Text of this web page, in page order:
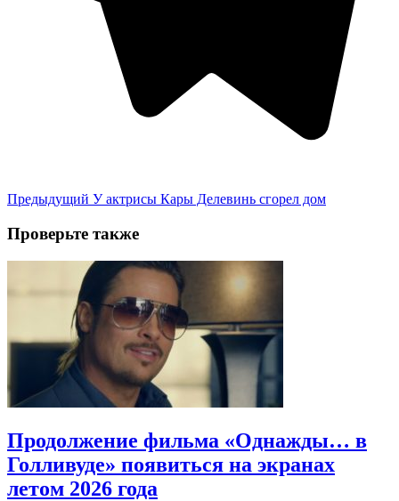
Предыдущий У актрисы Кары Делевинь сгорел дом
Проверьте также
Продолжение фильма «Однажды… в
Голливуде» появиться на экранах
летом 2026 года